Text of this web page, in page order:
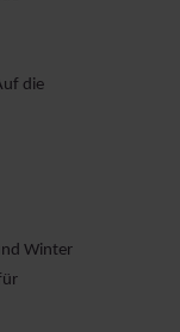
die
Winter